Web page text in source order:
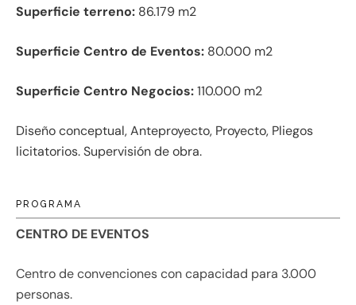
Superficie terreno: 86.179 m2
Superficie Centro de Eventos: 80.000 m2
Superficie Centro Negocios:110.000 m2
Diseño conceptual, Anteproyecto, Proyecto, Pliegos
licitatorios. Supervisión de obra.
PROGRAMA
CENTRO DE EVENTOS
Centro de convenciones con capacidad para 3.000
personas.